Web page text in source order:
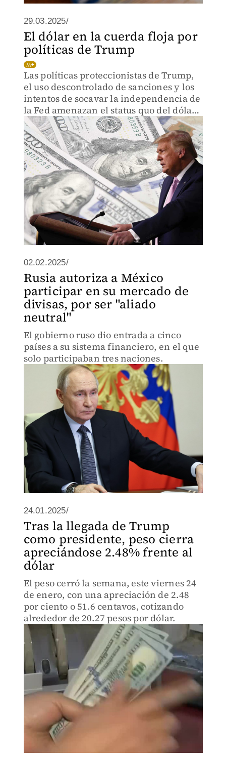
29.03.2025/
El dólar en la cuerda floja por
políticas de Trump
Las políticas proteccionistas de Trump,
el uso descontrolado de sanciones y los
intentos de socavar la independencia de
la Fed amenazan el status quo del dólar
como la moneda mundial de referencia.
02.02.2025/
Rusia autoriza a México
participar en su mercado de
divisas, por ser "aliado
neutral"
El gobierno ruso dio entrada a cinco
países a su sistema financiero, en el que
solo participaban tres naciones.
24.01.2025/
Tras la llegada de Trump
como presidente, peso cierra
apreciándose 2.48% frente al
dólar
El peso cerró la semana, este viernes 24
de enero, con una apreciación de 2.48
por ciento o 51.6 centavos, cotizando
alrededor de 20.27 pesos por dólar.